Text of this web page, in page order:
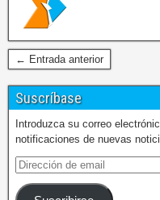
← Entrada anterior
Suscríbase
Introduzca su correo
notificaciones de nuevas